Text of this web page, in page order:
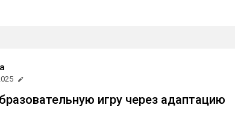
игру через адаптацию